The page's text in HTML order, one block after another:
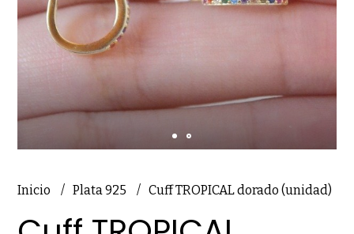
Inicio Plata 925 Cuff TROPICAL dorado (unidad)